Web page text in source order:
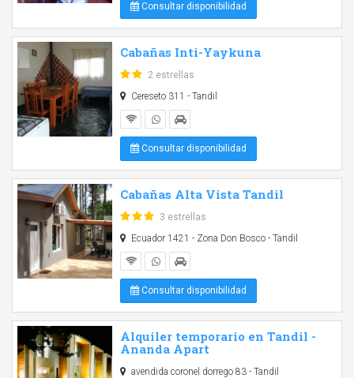
Consultar disponibilidad
Cabañas Inti-Yaykuna
2 estrellas
Cereseto 311 - Tandil
Consultar disponibilidad
Cabañas Alta Vista Tandil
3 estrellas
Ecuador 1421 - Zona Don Bosco - Tandil
Consultar disponibilidad
Alquiler temporario en Tandil -
Ananda Apart
avendida coronel dorrego 83 - Tandil